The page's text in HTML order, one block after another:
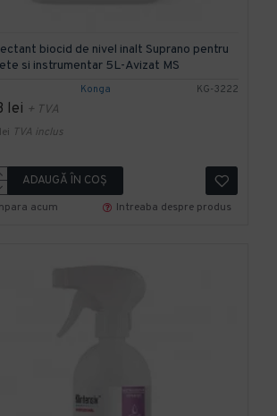
Konga KG-3222
biocid de nivel inalt Suprano pentru
si instrumentar 5L-Avizat MS
lei + TVA
TVA inclus
ADAUGĂ ÎN COŞ
acum
Intreaba despre produs